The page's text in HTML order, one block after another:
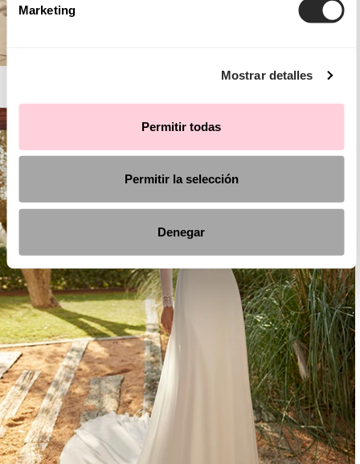
Marketing
Mostrar detalles
Permitir todas
Permitir la selección
Denegar